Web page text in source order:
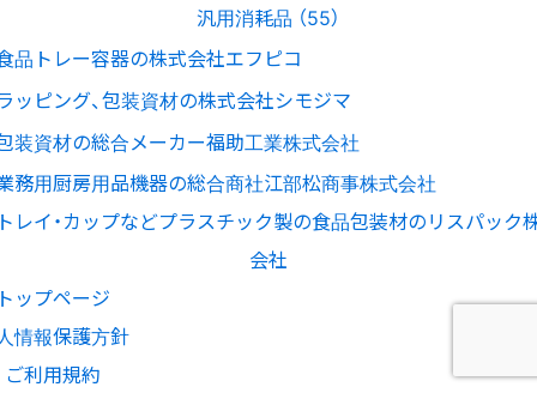
汎用消耗品 （55）
ップページ
情報保護方針
ご利用規約